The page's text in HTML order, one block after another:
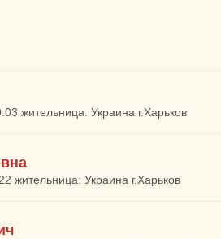
жительница: Украина г.Харьков
жительница: Украина г.Харьков